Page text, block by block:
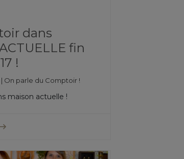
dans
fin
!
On parle du Comptoir !
maison actuelle !